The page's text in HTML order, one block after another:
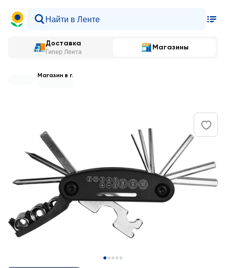
Доставка
Гипер Лента
Магазины
Магазин в г.